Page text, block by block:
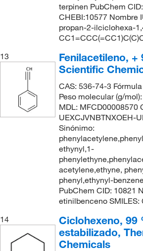
terpinen PubChem
CHEBI:10577 Nombre
propan-2-ilciclohexa-
13
Fenilacetileno, +
Scientific
CAS: 536-74-3
Peso molecular (g/
MDL: MFCD00008570
UEXCJVNBTNXOEH-
Sinónimo:
ethynyl,1-
acetylene,ethyne,
phenyl,ethynyl-
PubChem CID: 10821
etinilbenceno
14
Ciclohexeno, 99
estabilizado,
Chemicals